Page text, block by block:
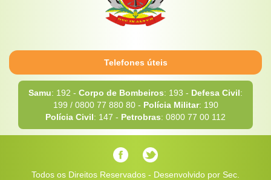
Telefones úteis
Samu: 192 - Corpo de Bombeiros: 193 - Defesa Civil:
199 / 0800 77 880 80 - Polícia Militar: 190
Polícia Civil: 147 - Petrobras: 0800 77 00 112
Todos os Direitos Reservados - Desenvolvido por Sec.